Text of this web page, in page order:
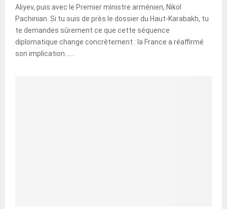
Aliyev, puis avec le Premier ministre arménien, Nikol
Pachinian. Si tu suis de près le dossier du Haut-Karabakh, tu
te demandes sûrement ce que cette séquence
diplomatique change concrètement : la France a réaffirmé
son implication......